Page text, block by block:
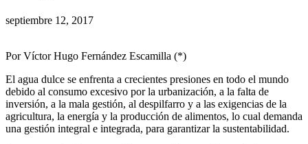
septiembre 12, 2017
Por Víctor Hugo Fernández Escamilla (*)
El agua dulce se enfrenta a crecientes presiones en todo el mundo
debido al consumo excesivo por la urbanización, a la falta de
inversión, a la mala gestión, al despilfarro y a las exigencias de la
agricultura, la energía y la producción de alimentos, lo cual demanda
una gestión integral e integrada, para garantizar la sustentabilidad.